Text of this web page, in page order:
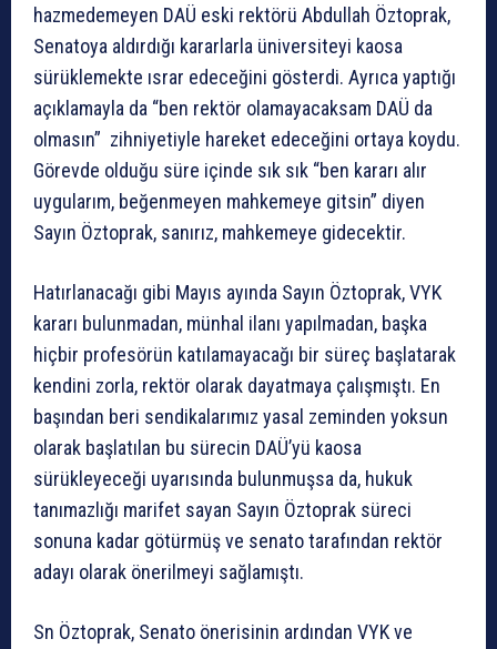
hazmedemeyen DAÜ eski rektörü Abdullah Öztoprak,
Senatoya aldırdığı kararlarla üniversiteyi kaosa
sürüklemekte ısrar edeceğini gösterdi. Ayrıca yaptığı
açıklamayla da “ben rektör olamayacaksam DAÜ da
olmasın” zihniyetiyle hareket edeceğini ortaya koydu.
Görevde olduğu süre içinde sık sık “ben kararı alır
uygularım, beğenmeyen mahkemeye gitsin” diyen
Sayın Öztoprak, sanırız, mahkemeye gidecektir.
Hatırlanacağı gibi Mayıs ayında Sayın Öztoprak, VYK
kararı bulunmadan, münhal ilanı yapılmadan, başka
hiçbir profesörün katılamayacağı bir süreç başlatarak
kendini zorla, rektör olarak dayatmaya çalışmıştı. En
başından beri sendikalarımız yasal zeminden yoksun
olarak başlatılan bu sürecin DAÜ’yü kaosa
sürükleyeceği uyarısında bulunmuşsa da, hukuk
tanımazlığı marifet sayan Sayın Öztoprak süreci
sonuna kadar götürmüş ve senato tarafından rektör
adayı olarak önerilmeyi sağlamıştı.
Sn Öztoprak, Senato önerisinin ardından VYK ve